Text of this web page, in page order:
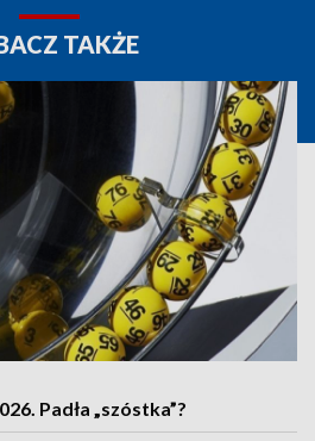
TAKŻE
Padła „szóstka”?